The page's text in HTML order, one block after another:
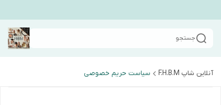
جستجو
آنلاین شاپ F.H.B.M سیاست حریم خصوصی